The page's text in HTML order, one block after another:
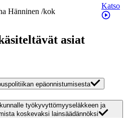
Hänninen /kok
Katso
asiat
epäonnistumisesta
työkyvyttömyyseläkkeen ja
koskevaksi lainsäädännöksi